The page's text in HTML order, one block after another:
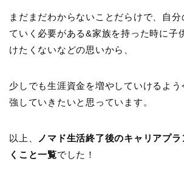
まだまだわからないことだらけで、自
ていく必要がある&家族を持った時に子
けたくないなどの思いから、
少しでも生涯資金を増やしていけるよ
強していきたいと思っています。
以上、
ノマド生活終了後のキャリアプ
くこと一覧でした！